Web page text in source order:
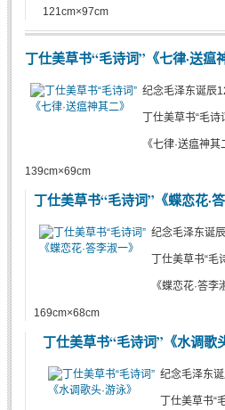
121cm×97cm
丁仕美草书“毛诗词”《七律·送瘟
纪念毛泽东诞辰
丁仕美草书“毛
《七律·送瘟神其
139cm×69cm
丁仕美草书“毛诗词”《蝶恋花·
纪念毛泽东诞
丁仕美草书“
《蝶恋花·答李
169cm×68cm
丁仕美草书“毛诗词”《水调歌
纪念毛泽东
丁仕美草书“